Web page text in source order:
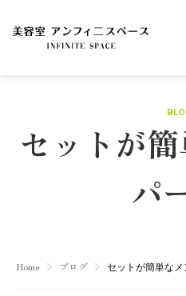
セットが
パ
Home ブログ セットが簡単なメ